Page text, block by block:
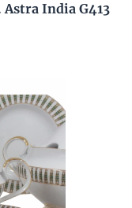
Astra India G413